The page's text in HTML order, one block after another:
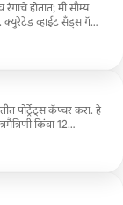
रंगाचे होतात; मी सौम्य
व्हाईट सँड्स गॅलरी
पोर्ट्रेट्स कॅप्चर करा. हे
किंवा 12